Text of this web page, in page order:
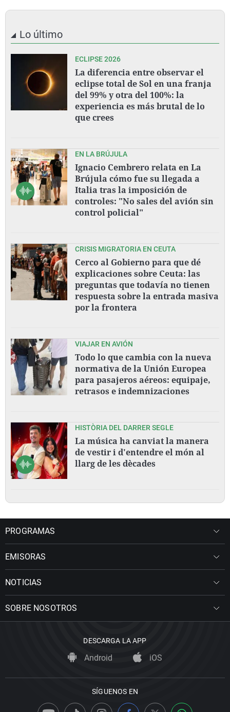
Lo último
ECLIPSE 2026
La diferencia entre observar el
eclipse total de Sol en una franja
del 99% y otra del 100%: la
experiencia es más brutal de lo
que crees
EN LA BRÚJULA
Ignacio Cembrero relata en La
Brújula cómo fue su llegada a
Italia tras la imposición de
controles: "No sales del avión sin
control policial"
CRISIS MIGRATORIA EN CEUTA
Cerco al Gobierno para que dé
explicaciones sobre Ceuta: las
preguntas que todavía no tienen
respuesta sobre la entrada masiva
por la frontera
VIAJAR EN AVIÓN
Todo lo que cambia con la nueva
normativa de la Unión Europea
para pasajeros aéreos: equipaje,
retrasos e indemnizaciones
HISTÒRIA DEL DARRER SEGLE
La música ha canviat la manera
de vestir i d'entendre el món al
llarg de les dècades
PROGRAMAS
EMISORAS
NOTICIAS
SOBRE NOSOTROS
DESCARGA LA APP
Android iOS
SÍGUENOS EN